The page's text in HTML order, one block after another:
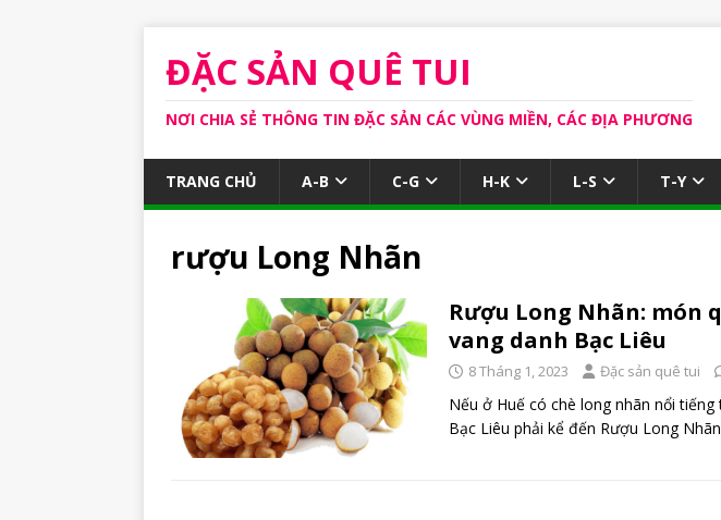
ĐẶC SẢN QUÊ TUI
NƠI CHIA SẺ THÔNG TIN ĐẶC SẢN CÁC VÙNG MIỀN, CÁC ĐỊA PHƯƠNG
TRANG CHỦ A-B C-G H-K L-S T-Y
rượu Long Nhãn
Rượu Long Nhãn: món
vang danh Bạc Liêu
8 Tháng 1, 2023 Đặc sản quê tui
Nếu ở Huế có chè long nhãn nổi
Bạc Liêu phải kể đến Rượu Long